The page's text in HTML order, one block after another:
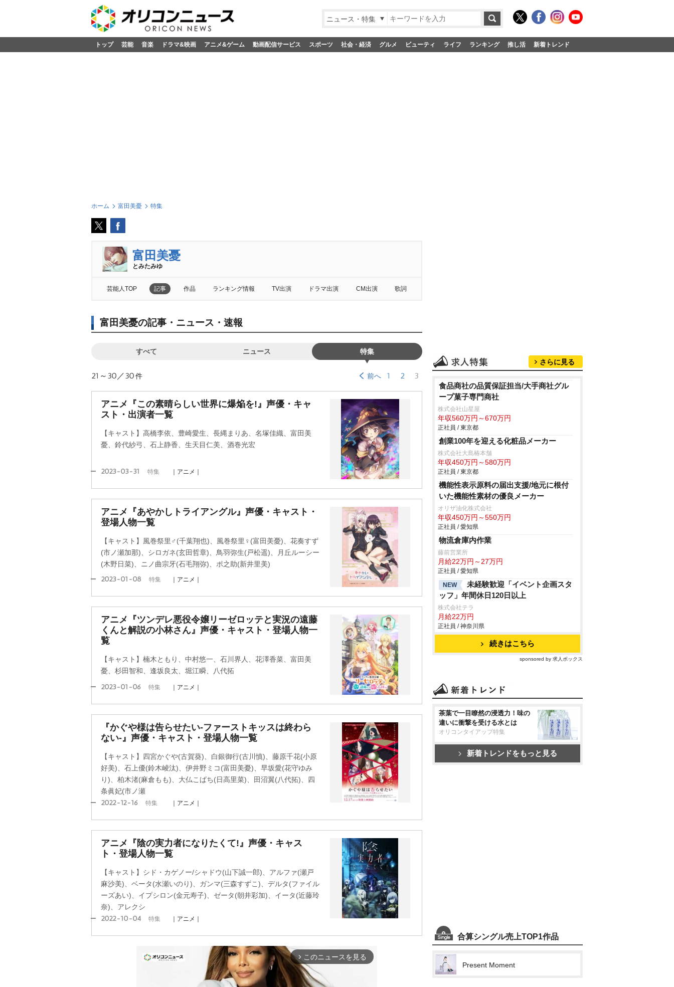
ニュース・特集
トップ 芸能 音楽 ドラマ&映画 アニメ&ゲーム 動画配信サービス スポーツ 社会・経済 グルメ ビューティ ライフ ランキング 推し活 新着トレンド
ホーム 富田美憂 特集
富田美憂
とみたみゆ
芸能人TOP 記事 作品 ランキング情報 TV出演 ドラマ出演 CM出演 歌詞
富田美憂の記事・ニュース・速報
すべて ニュース 特集
21～30／30件 前へ 1 2 3
アニメ『この素晴らしい世界に爆焔を!』声優・キャ
スト・出演者一覧
【キャスト】高橋李依、豊崎愛生、長縄まりあ、名塚佳織、富田美
憂、鈴代紗弓、石上静香、生天目仁美、酒巻光宏
2023-03-31 特集 ｜アニメ｜
アニメ『あやかしトライアングル』声優・キャスト・
登場人物一覧
【キャスト】風巻祭里♂(千葉翔也)、風巻祭里♀(富田美憂)、花奏すず
(市ノ瀬加那)、シロガネ(玄田哲章)、鳥羽弥生(戸松遥)、月丘ルーシー
(木野日菜)、ニノ曲宗牙(石毛翔弥)、ポ之助(新井里美)
2023-01-08 特集 ｜アニメ｜
アニメ『ツンデレ悪役令嬢リーゼロッテと実況の遠藤
くんと解説の小林さん』声優・キャスト・登場人物一
覧
【キャスト】楠木ともり、中村悠一、石川界人、花澤香菜、富田美
憂、杉田智和、逢坂良太、堀江瞬、八代拓
2023-01-06 特集 ｜アニメ｜
『かぐや様は告らせたい-ファーストキッスは終わら
ない-』声優・キャスト・登場人物一覧
【キャスト】四宮かぐや(古賀葵)、白銀御行(古川慎)、藤原千花(小原
好美)、石上優(鈴木崚汰)、伊井野ミコ(富田美憂)、早坂愛(花守ゆみ
り)、柏木渚(麻倉もも)、大仏こばち(日高里菜)、田沼翼(八代拓)、四
条眞妃(市ノ瀬
2022-12-16 特集 ｜アニメ｜
アニメ『陰の実力者になりたくて!』声優・キャス
ト・登場人物一覧
【キャスト】シド・カゲノー/シャドウ(山下誠一郎)、アルファ(瀬戸
麻沙美)、ベータ(水瀬いのり)、ガンマ(三森すずこ)、デルタ(ファイル
ーズあい)、イプシロン(金元寿子)、ゼータ(朝井彩加)、イータ(近藤玲
奈)、アレクシ
2022-10-04 特集 ｜アニメ｜
arrow_forward_ios このニュースを見る
さらに見る
食品商社の品質保証担当/大手商社グル
ープ菓子専門商社
株式会社山星屋
年収560万円～670万円
正社員 / 東京都
創業100年を迎える化粧品メーカー
株式会社大島椿本舗
年収450万円～580万円
正社員 / 東京都
機能性表示原料の届出支援/地元に根付
いた機能性素材の優良メーカー
オリザ油化株式会社
年収450万円～550万円
正社員 / 愛知県
物流倉庫内作業
藤前営業所
月給22万円～27万円
正社員 / 愛知県
NEW
未経験歓迎「イベント企画スタ
ッフ」年間休日120日以上
株式会社テラ
月給22万円
正社員 / 神奈川県
続きはこちら
sponsored by 求人ボックス
茶葉で一目瞭然の浸透力！味の
違いに衝撃を受ける水とは
オリコンタイアップ特集
新着トレンドをもっと見る
合算シングル売上TOP1作品
Present Moment